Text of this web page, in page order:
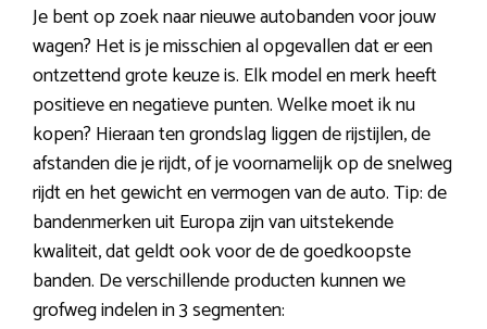
Je bent op zoek naar nieuwe autobanden voor jouw
wagen? Het is je misschien al opgevallen dat er een
ontzettend grote keuze is. Elk model en merk heeft
positieve en negatieve punten. Welke moet ik nu
kopen? Hieraan ten grondslag liggen de rijstijlen, de
afstanden die je rijdt, of je voornamelijk op de snelweg
rijdt en het gewicht en vermogen van de auto. Tip: de
bandenmerken uit Europa zijn van uitstekende
kwaliteit, dat geldt ook voor de de goedkoopste
banden. De verschillende producten kunnen we
grofweg indelen in 3 segmenten: